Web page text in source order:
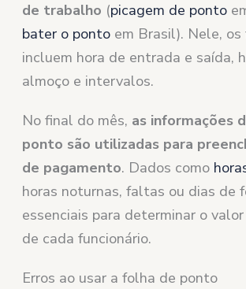
de trabalho (picagem de ponto
bater o ponto em Brasil). Nele, os
incluem hora de entrada e saída,
almoço e intervalos.
No final do mês, as informações
ponto são utilizadas para
de pagamento. Dados como
horas noturnas, faltas ou dias de
essenciais para determinar o
de cada funcionário.
Erros ao usar a folha de ponto